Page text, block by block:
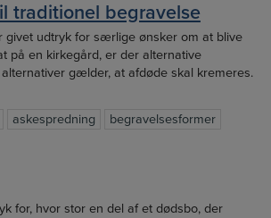
traditionel begravelse
givet udtryk for særlige ønsker om at blive
på en kirkegård, er der alternative
gælder, at afdøde skal kremeres.
askespredning begravelsesformer
for, hvor stor en del af et dødsbo, der